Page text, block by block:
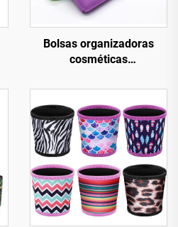
Bolsas organizadoras
cosméticas
impermeables de cor
púrpura con logotipo
personalizado, pequena
bolsa de viaxe para
maquillaxe, bolsa de
neopreno con cremalleira
para almacenamento